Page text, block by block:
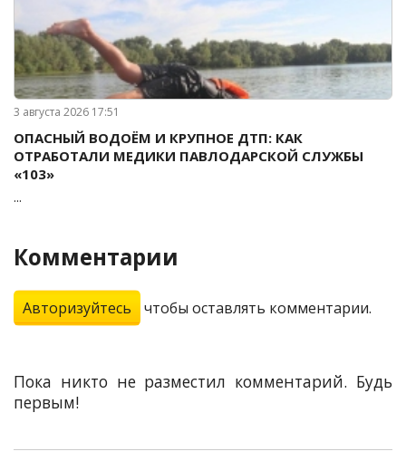
3 августа 2026 17:51
ОПАСНЫЙ ВОДОЁМ И КРУПНОЕ ДТП: КАК
ОТРАБОТАЛИ МЕДИКИ ПАВЛОДАРСКОЙ СЛУЖБЫ
«103»
...
Комментарии
Авторизуйтесь чтобы оставлять комментарии.
Пока никто не разместил комментарий. Будь
первым!